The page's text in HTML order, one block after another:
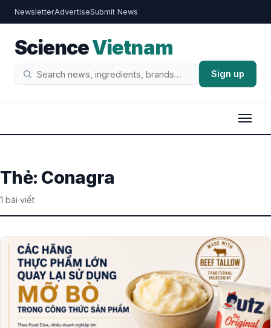
NewsletterAdvertiseSubmit News
ScienceVietnam
Tìm
Sign up
Thẻ: Conagra
1 bài viết